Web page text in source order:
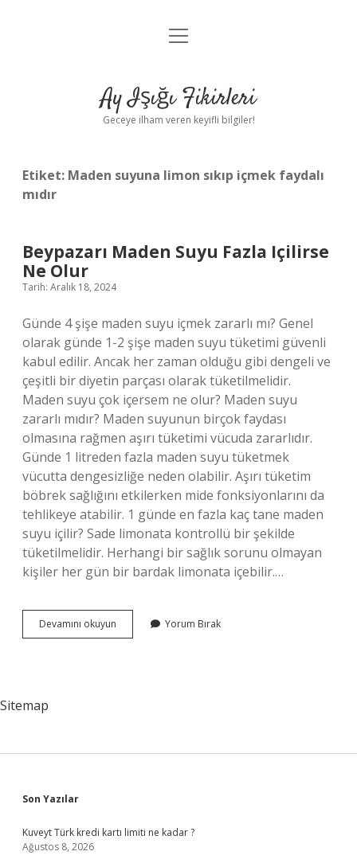
Anasayfa
Yasal Uyarı
menüyü
Ay Işığı Fikirleri
Geceye ilham veren keyifli bilgiler!
Etiket: Maden suyuna limon sıkıp içmek faydalı
mıdır
Beypazarı Maden Suyu Fazla Içilirse
Ne Olur
Tarih: Aralık 18, 2024
Günde 4 şişe maden suyu içmek zararlı mı? Genel
olarak günde 1-2 şişe maden suyu tüketimi güvenli
kabul edilir. Ancak her zaman olduğu gibi dengeli ve
çeşitli bir diyetin parçası olarak tüketilmelidir.
Maden suyu çok içersem ne olur? Maden suyu
zararlı mıdır? Maden suyunun birçok faydası
olmasına rağmen aşırı tüketimi vücuda zararlıdır.
Günde 1 litreden fazla maden suyu tüketmek
vücutta dengesizliğe neden olabilir. Aşırı tüketim
böbrek sağlığını etkilerken mide fonksiyonlarını da
tehlikeye atabilir. 1 günde en fazla kaç tane maden
suyu içilir? Sade limonata kontrollü bir şekilde
tüketilmelidir. Herhangi bir sağlık sorunu olmayan
kişiler her gün bir bardak limonata içebilir.…
Devamını okuyun Beypazarı
Maden
Yorum Bırak
Sitemap
Sidebar
Son Yazılar
Kuveyt Türk kredi kartı limiti ne kadar ?
Ağustos 8, 2026